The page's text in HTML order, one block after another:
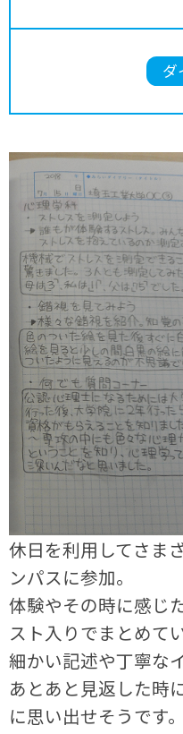
ダ
休日を利用してさま
ンパスに参加。
体験やその時に感じ
スト入りでまとめて
細かい記述や丁寧な
あとあと見返した時
に思い出せそうです。